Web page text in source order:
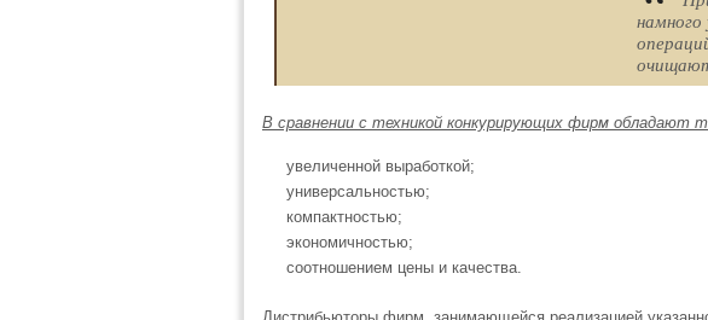
намного
В сравнении с техникой конкурирующих фирм обладают
увеличенной выработкой;
универсальностью;
компактностью;
экономичностью;
соотношением цены и качества.